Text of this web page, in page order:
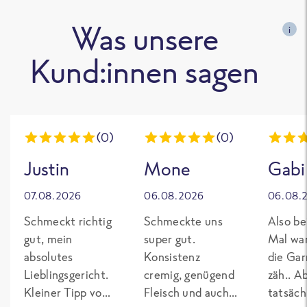
Was unsere
Kund:innen sagen
i
(0)
Justin
07.08.2026
Schmeckt richtig
gut, mein
absolutes
Lieblingsgericht.
Kleiner Tipp von
(0)
Mone
06.08.2026
Schmeckte uns
super gut.
Konsistenz
cremig, genügend
Fleisch und auch
Gabi
Also
Mal
die
zäh..